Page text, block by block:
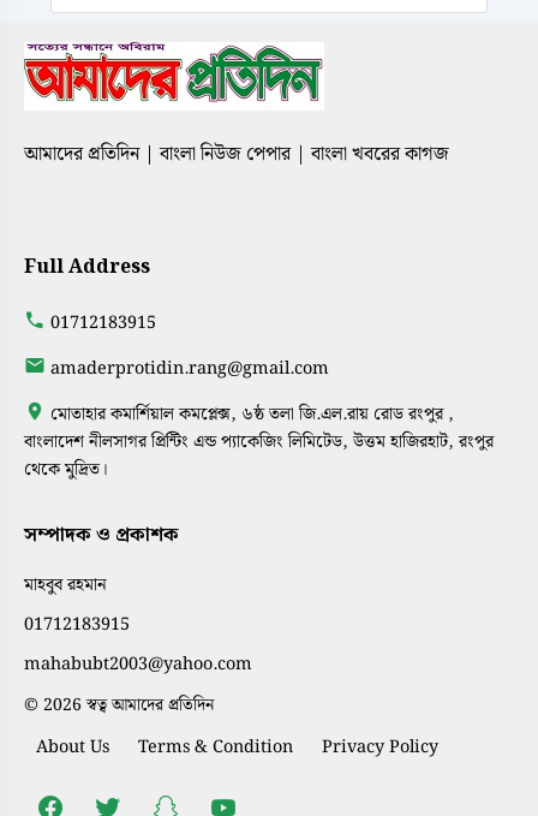
আমাদের প্রতিদিন | বাংলা নিউজ পেপার | বাংলা খবরের কাগজ
Full Address
01712183915
amaderprotidin.rang@gmail.com
মোতাহার কমার্শিয়াল কমপ্লেক্স, ৬ষ্ঠ তলা জি.এল.রায় রোড রংপুর ,
বাংলাদেশ নীলসাগর প্রিন্টিং এন্ড প্যাকেজিং লিমিটেড, উত্তম হাজিরহাট, রংপুর
থেকে মুদ্রিত।
সম্পাদক ও প্রকাশক
মাহবুব রহমান
01712183915
mahabubt2003@yahoo.com
© 2026 স্বত্ব আমাদের প্রতিদিন
About Us Terms & Condition Privacy Policy